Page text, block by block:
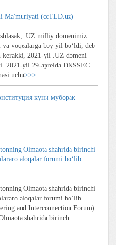
Ma'muriyati (ccTLD.uz)
.UZ milliy domenimiz
voqealarga boy yil bo‘ldi, deb
kerakki, 2021-yil .UZ domeni
2021-yil 29-aprelda DNSSEC
uchu>>>
куни муборак
Olmaota shahrida birinchi
aloqalar forumi bo‘lib
Olmaota shahrida birinchi
aloqalar forumi bo‘lib
and Interconnection Forum)
shahrida birinchi